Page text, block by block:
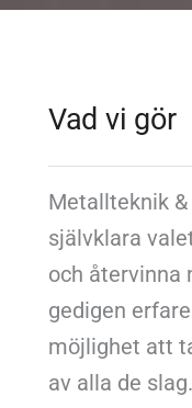
Vad vi gör
Metallteknik
självklara
och återvinna
gedigen
möjlighet att
av alla de slag.